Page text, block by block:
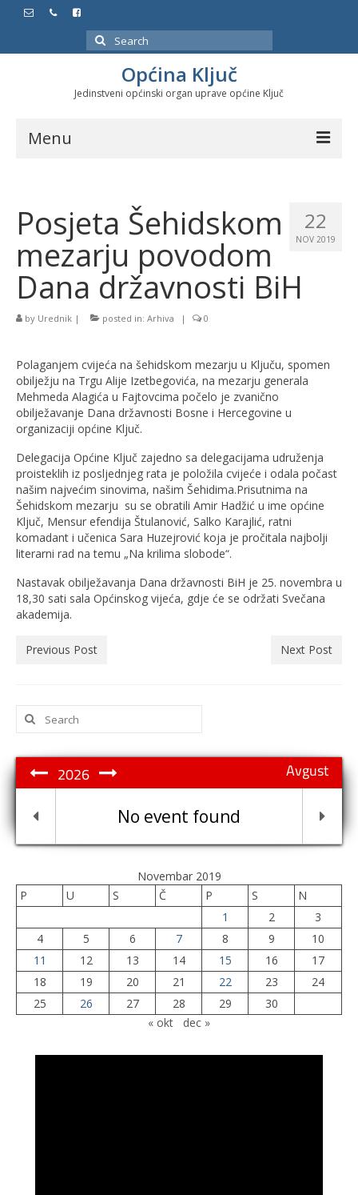
Search
for:
Općina Ključ
Jedinstveni općinski organ uprave općine Ključ
Menu
Službeni glasnici
Javne nabavke
Značajni datumi i manifestacije
Program energetske efikasnosti u stambenom
sektoru
22
NOV 2019
Posjeta Šehidskom
mezarju povodom
Dana državnosti BiH
by Urednik | posted in: Arhiva | 0
Polaganjem cvijeća na šehidskom mezarju u Ključu, spomen
obilježju na Trgu Alije Izetbegovića, na mezarju generala
Mehmeda Alagića u Fajtovcima počelo je zvanično
obilježavanje Dana državnosti Bosne i Hercegovine u
organizaciji općine Ključ.
Delegacija Općine Ključ zajedno sa delegacijama udruženja
proisteklih iz posljednjeg rata je položila cvijeće i odala počast
našim najvećim sinovima, našim Šehidima.Prisutnima na
Šehidskom mezarju su se obratili Amir Hadžić u ime općine
Ključ, Mensur efendija Štulanović, Salko Karajlić, ratni
komadant i učenica Sara Huzejrović koja je pročitala najbolji
literarni rad na temu „Na krilima slobode“.
Nastavak obilježavanja Dana državnosti BiH je 25. novembra u
18,30 sati sala Općinskog vijeća, gdje će se održati Svečana
akademija.
Previous Post Next Post
Search
for:
Avgust
2026
No event found
Novembar 2019
P
U S Č P S
N
1
2
3
4
5 6 7 8 9
10
11
12 13 14 15 16
17
18
19 20 21 22 23
24
25
26 27 28 29
30
« okt
dec »